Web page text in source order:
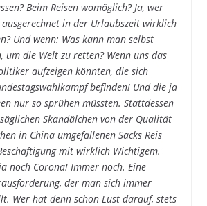
Beim Reisen womöglich? Ja, wer
in der Urlaubszeit wirklich
Und wenn: Was kann man selbst
um die Welt zu retten? Wenn uns das
aufzeigen könnten, die sich
befinden! Und die ja
nur so sprühen müssten. Stattdessen
Skandälchen von der Qualität
in China umgefallenen Sacks Reis
mit wirklich Wichtigem.
noch Corona! Immer noch. Eine
der man sich immer
Wer hat denn schon Lust darauf, stets